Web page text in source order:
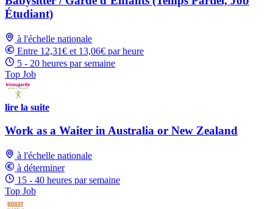
Étudiant)
à l'échelle nationale
Entre 12,31€ et 13,06€ par heure
5 - 20 heures par semaine
Top Job
lire la suite
Work as a Waiter in Australia or New Zealand
à l'échelle nationale
à déterminer
15 - 40 heures par semaine
Top Job